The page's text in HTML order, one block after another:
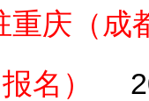
重庆（成
名）